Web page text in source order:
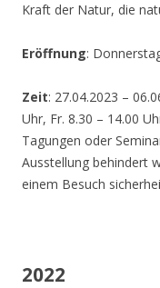
Kraft der Natur, die
Eröffnung:
Zeit: 27.04.2023 –
Uhr, Fr. 8.30 – 14.00
Tagungen oder
Ausstellung behindert
einem Besuch
2022